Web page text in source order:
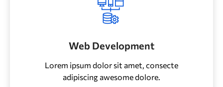
Web Development
Lorem ipsum dolor sit amet, consecte
adipiscing awesome dolore.